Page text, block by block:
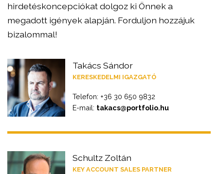
hirdetéskoncepciókat dolgoz ki Önnek a
megadott igények alapján. Forduljon hozzájuk
bizalommal!
Takács Sándor
KERESKEDELMI IGAZGATÓ
Telefon: +36 30 650 9832
E-mail: takacs@portfolio.hu
Schultz Zoltán
KEY ACCOUNT SALES PARTNER